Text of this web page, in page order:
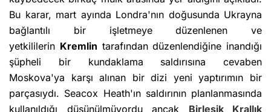
Bu karar, mart ayında Londra'nın doğusunda Ukrayna
bağlantılı bir işletmeye düzenlenen ve
yetkililerin Kremlin tarafından düzenlendiğine inandığı
şüpheli bir kundaklama saldırısına cevaben
Moskova'ya karşı alınan bir dizi yeni yaptırımın bir
parçasıydı. Seacox Heath'ın saldırının planlanmasında
kullanıldığı düşünülmüyordu ancak Birleşik Krallık